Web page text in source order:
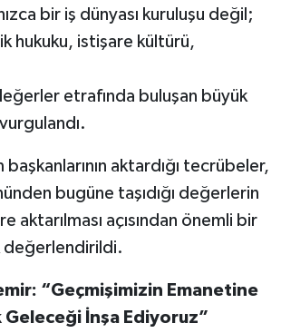
bir iş dünyası kuruluşu değil;
hukuku, istişare kültürü,
etrafında buluşan büyük
aktardığı tecrübeler,
bugüne taşıdığı değerlerin
aktarılması açısından önemli bir
değerlendirildi.
“Geçmişimizin Emanetine
Geleceği İnşa Ediyoruz”